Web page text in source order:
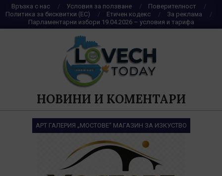
Skip
to
content
Връзка с нас Условия за ползване
Поверителност
Политика за бисквитки (ЕС)
Етичен кодекс
За реклама
Парламентарни избори 19.04.2026 – условия и тарифа
НОВИНИ И КОМЕНТАРИ
АРТ ГАЛЕРИЯ „МОСТОВЕ“ МАГАЗИН ЗА ИЗКУСТВО